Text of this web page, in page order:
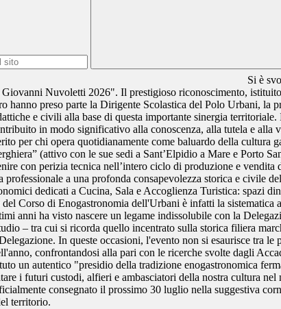
Si è
Nuvoletti 2026". Il prestigioso riconoscimento,
hanno preso parte la Dirigente Scolastica del Polo Urbani, la
e civili alla base di questa importante sinergia
in modo significativo alla conoscenza, alla tutela e
per chi opera quotidianamente come baluardo della
(attivo con le sue sedi a Sant’Elpidio a Mare e Porto
con perizia tecnica nell’intero ciclo di produzione e
a una profonda consapevolezza storica e civile
dedicati a Cucina, Sala e Accoglienza Turistica: spazi
Corso di Enogastronomia dell'Urbani è infatti la sistematica
anni ha visto nascere un legame indissolubile con la
– tra cui si ricorda quello incentrato sulla storica filiera
In queste occasioni, l'evento non si esaurisce tra
confrontandosi alla pari con le ricerche svolte dagli
un autentico "presidio della tradizione enogastronomica
i futuri custodi, alfieri e ambasciatori della nostra cultura
consegnato il prossimo 30 luglio nella suggestiva
territorio.